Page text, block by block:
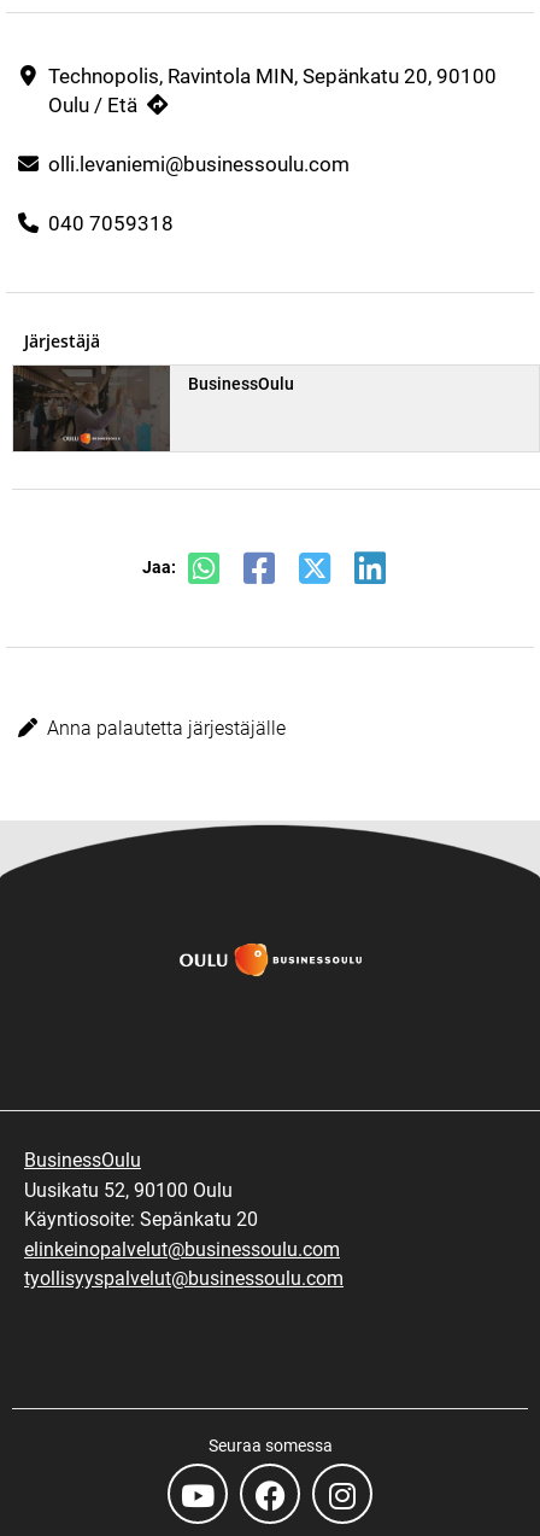
Technopolis, Ravintola MIN, Sepänkatu 20, 90100
Oulu / Etä
olli.levaniemi@businessoulu.com
040 7059318
Järjestäjä
BusinessOulu
Jaa:
Anna palautetta järjestäjälle
BusinessOulu
Uusikatu 52, 90100 Oulu
Käyntiosoite: Sepänkatu 20
elinkeinopalvelut@businessoulu.com
tyollisyyspalvelut@businessoulu.com
Seuraa somessa